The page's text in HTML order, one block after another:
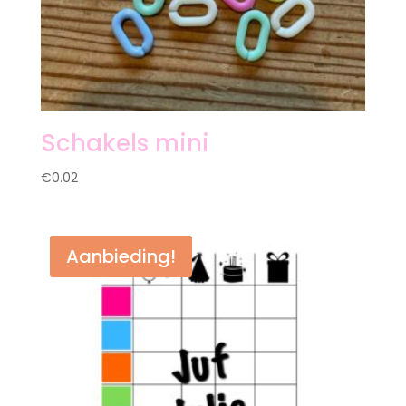
Schakels mini
€0.02
Aanbieding!